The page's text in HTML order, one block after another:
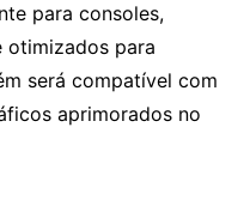
para consoles,
otimizados para
será compatível com
aprimorados no